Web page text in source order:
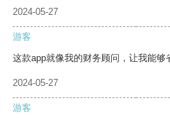
2024-05-27
游客
这款app就像我的财务顾问，让我能够
2024-05-27
游客